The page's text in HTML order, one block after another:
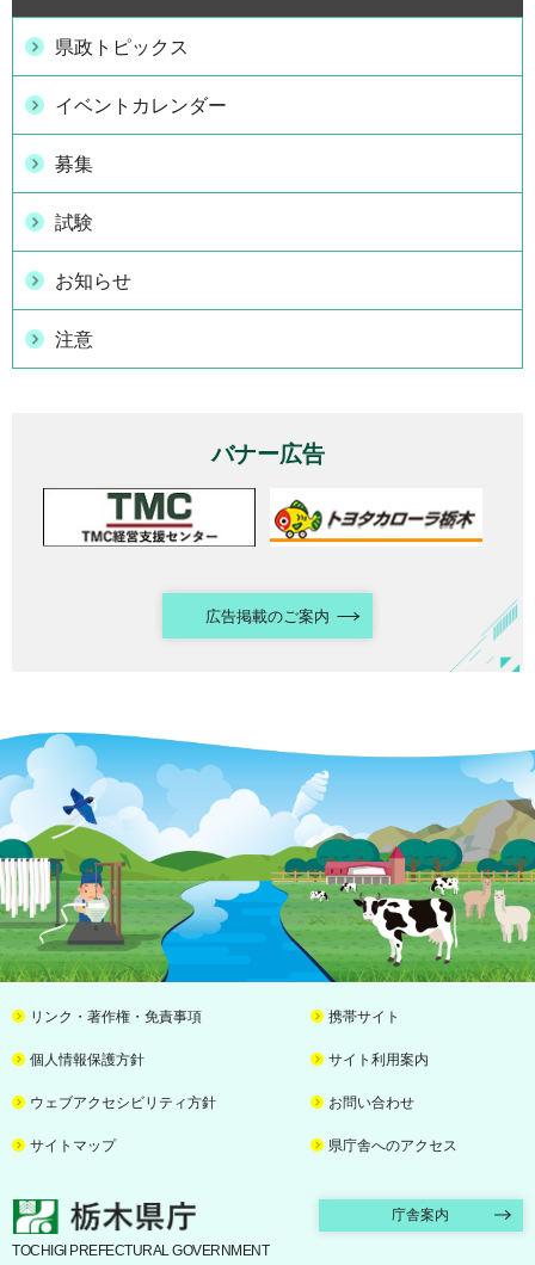
県政トピックス
イベントカレンダー
募集
試験
お知らせ
注意
バナー広告
広告掲載のご案内
リンク・著作権・免責事項 携帯サイト
個人情報保護方針 サイト利用案内
ウェブアクセシビリティ方針 お問い合わせ
サイトマップ 県庁舎へのアクセス
栃木県庁 庁舎案内
TOCHIGI PREFECTURAL GOVERNMENT